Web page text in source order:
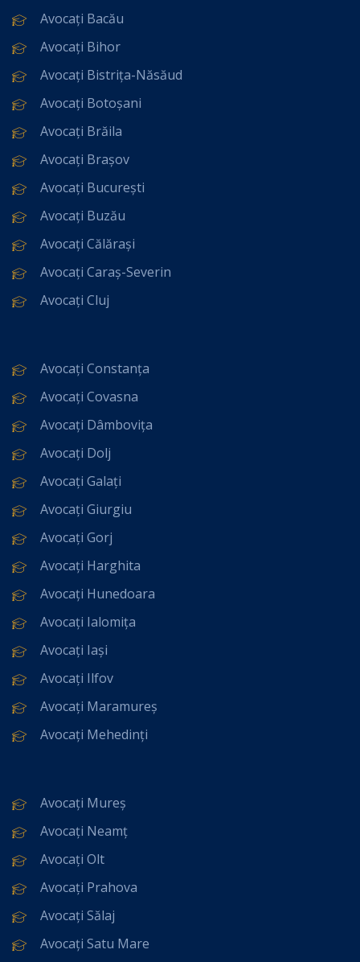
Avocați Bacău
Avocați Bihor
Avocați Bistrița-Năsăud
Avocați Botoșani
Avocați Brăila
Avocați Brașov
Avocați București
Avocați Buzău
Avocați Călărași
Avocați Caraș-Severin
Avocați Cluj
Avocați Constanța
Avocați Covasna
Avocați Dâmbovița
Avocați Dolj
Avocați Galați
Avocați Giurgiu
Avocați Gorj
Avocați Harghita
Avocați Hunedoara
Avocați Ialomița
Avocați Iași
Avocați Ilfov
Avocați Maramureș
Avocați Mehedinți
Avocați Mureș
Avocați Neamț
Avocați Olt
Avocați Prahova
Avocați Sălaj
Avocați Satu Mare